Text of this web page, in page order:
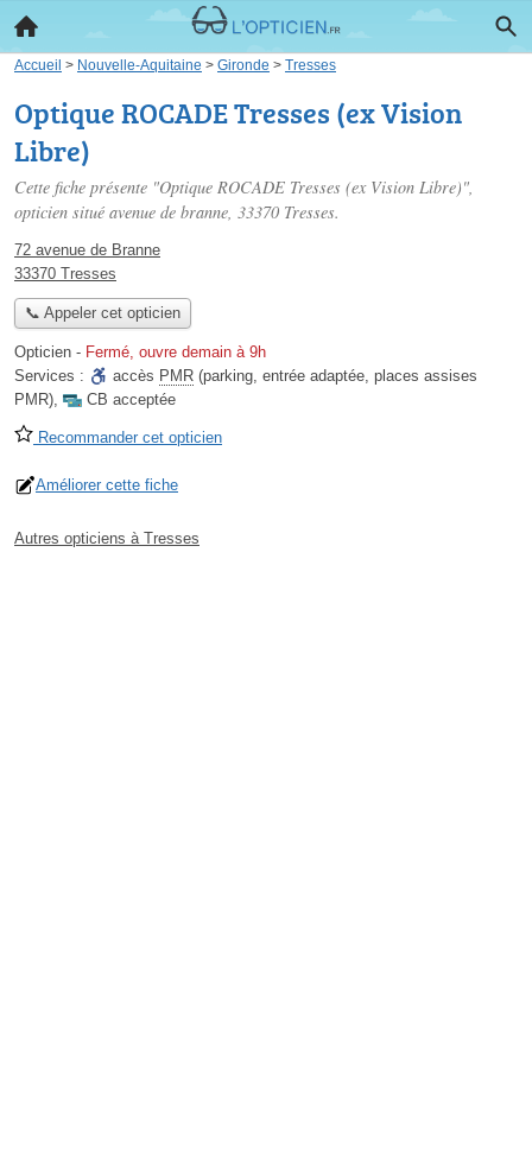
Accueil > Nouvelle-Aquitaine > Gironde > Tresses
Optique ROCADE Tresses (ex Vision
Libre)
Cette fiche présente "Optique ROCADE Tresses (ex Vision Libre)",
opticien situé avenue de branne, 33370 Tresses.
72 avenue de Branne
33370 Tresses
📞 Appeler cet opticien
Opticien - Fermé, ouvre demain à 9h
Services :
accès PMR (parking, entrée adaptée, places assises
PMR), CB acceptée
Recommander cet opticien
Améliorer cette fiche
Autres opticiens à Tresses